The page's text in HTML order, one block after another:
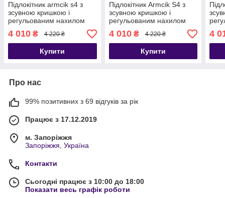
Підлокітник armcik s4 з
зсувною кришкою і
регульованим нахилом
для Seat Leon ІІІ 2012-
2020
4 010 ₴ 4 220 ₴
Купити
Підлокітник Armcik S4 з
зсувною кришкою і
регульованим нахилом
для Seat Ibiza IV 2008-
2017
4 010₴ 4 220 ₴
Купити
21
4
Про нас
99% позитивних з 69 відгуків за рік
Працює з 17.12.2019
м. Запоріжжя
Запоріжжя, Україна
Контакти
Сьогодні працює з 10:00 до 18:00
Показати весь графік роботи